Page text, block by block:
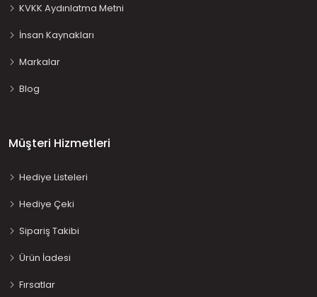
KVKK Aydınlatma Metni
İnsan Kaynakları
Markalar
Blog
Müşteri Hizmetleri
Hediye Listeleri
Hediye Çeki
Sipariş Takibi
Ürün İadesi
Fırsatlar